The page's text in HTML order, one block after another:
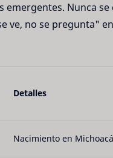
emergentes. Nunca
ve, no se pregunta"
Detalles
Nacimiento en